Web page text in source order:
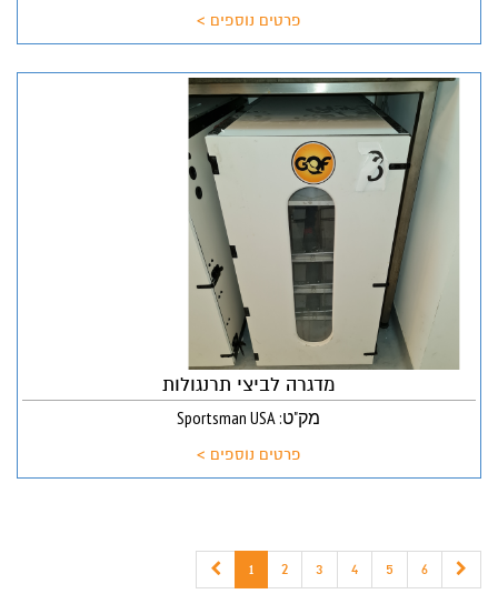
פרטים נוספים >
מדגרה לביצי תרנגולות
מק"ט: Sportsman USA
פרטים נוספים >
1 2 3 4 5 6